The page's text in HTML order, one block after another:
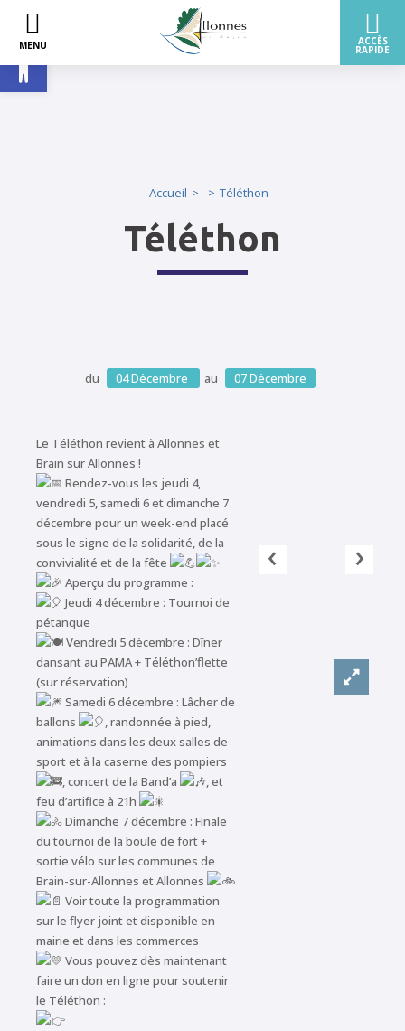
Ouvrir la barre d’outils
Accueil Téléthon
Téléthon
du 04Décembre au 07Décembre
Le Téléthon revient à Allonnes et
Brain sur Allonnes !
Rendez-vous les jeudi 4,
vendredi 5, samedi 6 et dimanche 7
décembre pour un week-end placé
sous le signe de la solidarité, de la
convivialité et de la fête
Aperçu du programme :
Jeudi 4 décembre : Tournoi de
pétanque
Vendredi 5 décembre : Dîner
dansant au PAMA + Téléthon’flette
(sur réservation)
Samedi 6 décembre : Lâcher de
ballons
, randonnée à pied,
animations dans les deux salles de
sport et à la caserne des pompiers
, concert de la Band’a
, et
feu d’artifice à 21h
Dimanche 7 décembre : Finale
du tournoi de la boule de fort +
sortie vélo sur les communes de
Brain-sur-Allonnes et Allonnes
Voir toute la programmation
sur le flyer joint et disponible en
mairie et dans les commerces
Vous pouvez dès maintenant
faire un don en ligne pour soutenir
le Téléthon :
‹ ›